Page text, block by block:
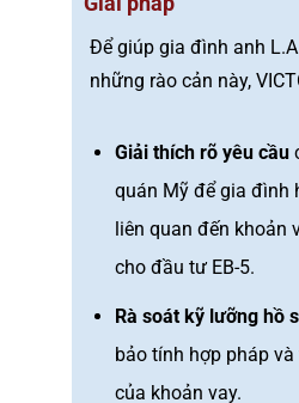
Để giúp gia đình anh
những rào cản này,
Giải thích rõ yêu cầu
quán Mỹ để gia đình
liên quan đến khoản
cho đầu tư EB-5.
Rà soát kỹ lưỡng hồ
bảo tính hợp pháp
của khoản vay.